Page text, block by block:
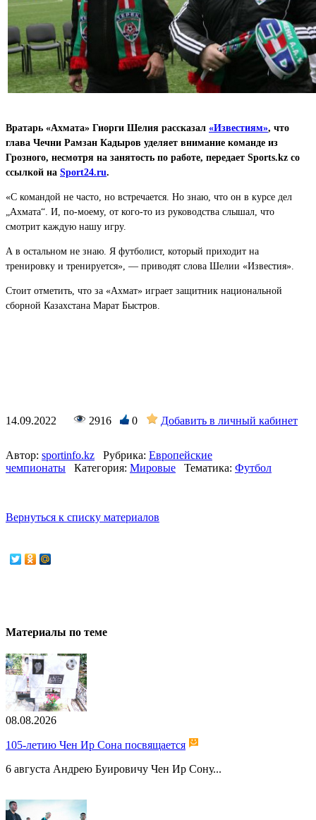
Вратарь «Ахмата» Гиорги Шелия рассказал «Известиям», что
глава Чечни Рамзан Кадыров уделяет внимание команде из
Грозного, несмотря на занятость по работе, передает Sports.kz со
ссылкой на Sport24.ru.
«С командой не часто, но встречается. Но знаю, что он в курсе дел
„Ахмата“. И, по-моему, от кого-то из руководства слышал, что
смотрит каждую нашу игру.
А в остальном не знаю. Я футболист, который приходит на
тренировку и тренируется», — приводят слова Шелии «Известия».
Стоит отметить, что за «Ахмат» играет защитник национальной
сборной Казахстана Марат Быстров.
14.09.2022 2916 0 Добавить в личный кабинет
Автор: sportinfo.kz Рубрика: Европейские
чемпионаты
Категория: Мировые Тематика: Футбол
Вернуться к списку материалов
Материалы по теме
08.08.2026
105-летию Чен Ир Сона посвящается
6 августа Андрею Буировичу Чен Ир Сону...